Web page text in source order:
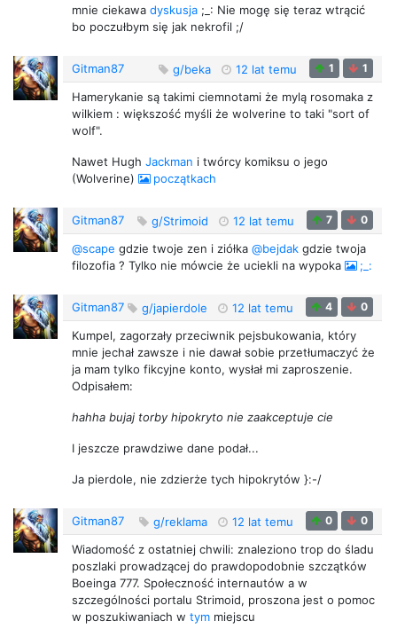
mnie ciekawa dyskusja ;_: Nie mogę się teraz wtrącić
bo poczułbym się jak nekrofil ;/
Gitman87 g/beka 12 lat temu 1 1
Hamerykanie są takimi ciemnotami że mylą rosomaka z
wilkiem : większość myśli że wolverine to taki "sort of
wolf".
Nawet Hugh Jackman i twórcy komiksu o jego
(Wolverine)
początkach
Gitman87 g/Strimoid 12 lat temu 7 0
@scape gdzie twoje zen i ziółka @bejdak gdzie twoja
filozofia ? Tylko nie mówcie że uciekli na wypoka
;_:
Gitman87 g/japierdole 12 lat temu 4 0
Kumpel, zagorzały przeciwnik pejsbukowania, który
mnie jechał zawsze i nie dawał sobie przetłumaczyć że
ja mam tylko fikcyjne konto, wysłał mi zaproszenie.
Odpisałem:
hahha bujaj torby hipokryto nie zaakceptuje cie
I jeszcze prawdziwe dane podał...
Ja pierdole, nie zdzierże tych hipokrytów }:-/
Gitman87 g/reklama 12 lat temu 0 0
Wiadomość z ostatniej chwili: znaleziono trop do śladu
poszlaki prowadzącej do prawdopodobnie szczątków
Boeinga 777. Społeczność internautów a w
szczególności portalu Strimoid, proszona jest o pomoc
w poszukiwaniach w tym miejscu